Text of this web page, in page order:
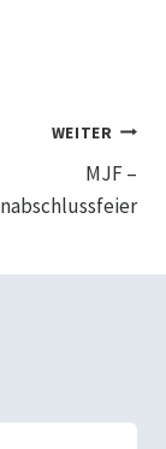
WEITER
MJF –